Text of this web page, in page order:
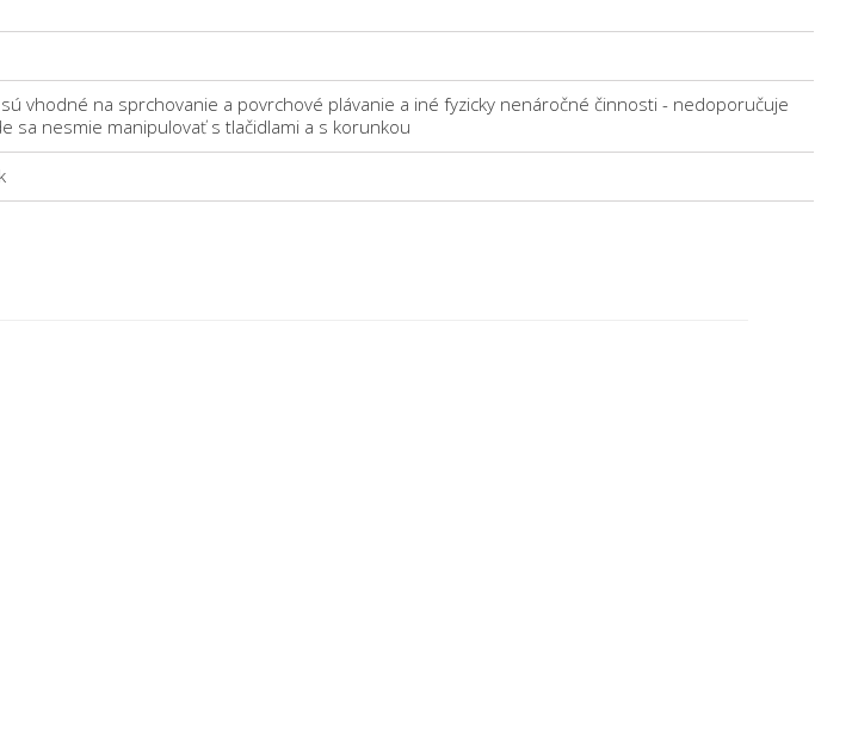
vhodné na sprchovanie a povrchové plávanie a iné fyzicky nenáročné činnosti - nedoporučuje
sa nesmie manipulovať s tlačidlami a s korunkou